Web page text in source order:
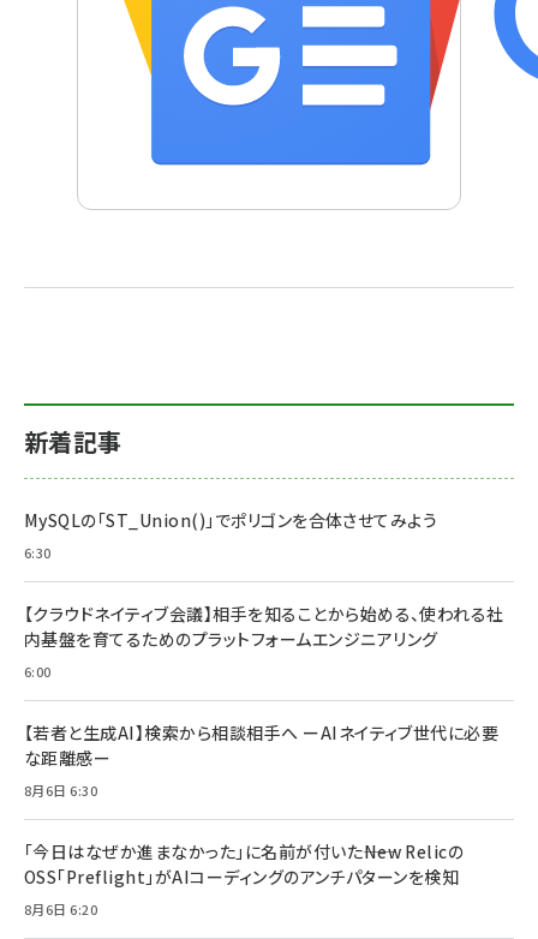
新着記事
MySQLの「ST_Union()」でポリゴンを合体させてみよう
6:30
【クラウドネイティブ会議】相手を知ることから始める、使われる社
内基盤を育てるためのプラットフォームエンジニアリング
6:00
【若者と生成AI】検索から相談相手へ ーAIネイティブ世代に必要
な距離感ー
8月6日 6:30
「今日はなぜか進まなかった」に名前が付いた――New Relicの
OSS「Preflight」がAIコーディングのアンチパターンを検知
8月6日 6:20